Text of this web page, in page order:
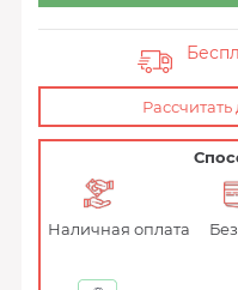
Наличная оплата